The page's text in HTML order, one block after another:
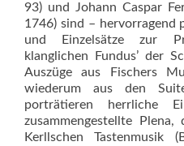
93) und Johann Caspar
1746) sind – hervorragend
und Einzelsätze zur
klanglichen Fundus’ der
Auszüge aus Fi­schers
wiederum aus den
porträtieren herrliche
zusammengestellte
Kerllschen Tastenmusik